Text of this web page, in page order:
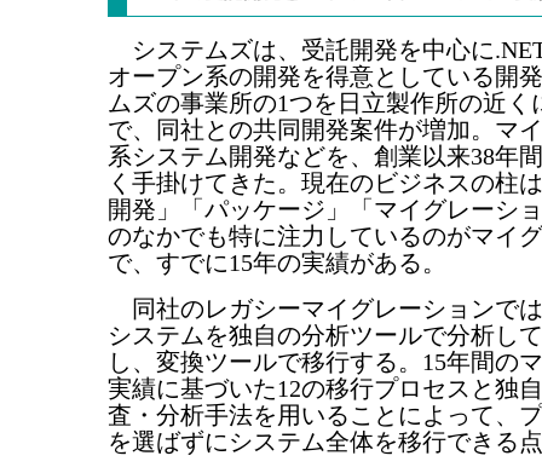
システムズは、受託開発を中心に
オープン系の開発を得意としている開
ムズの事業所の1つを日立製作所の近く
で、同社との共同開発案件が増加。マ
系システム開発などを、創業以来38年
く手掛けてきた。現在のビジネスの柱
開発」「パッケージ」「マイグレーシ
のなかでも特に注力しているのがマイ
で、すでに15年の実績がある。
同社のレガシーマイグレーションで
システムを独自の分析ツールで分析し
し、変換ツールで移行する。15年間の
実績に基づいた12の移行プロセスと独
査・分析手法を用いることによって、
を選ばずにシステム全体を移行できる